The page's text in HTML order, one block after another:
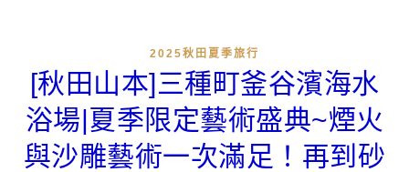
2025秋田夏季旅行
[秋田山本]三種町釜谷濱海水
浴場|夏季限定藝術盛典~煙火
與沙雕藝術一次滿足！再到砂